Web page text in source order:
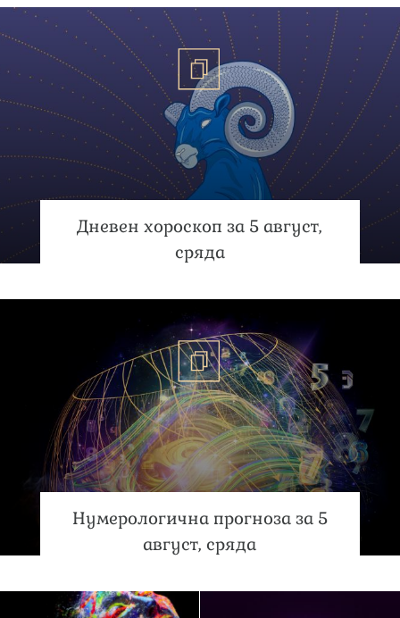
Дневен хороскоп за 5 август,
сряда
Нумерологична прогноза за 5
август, сряда